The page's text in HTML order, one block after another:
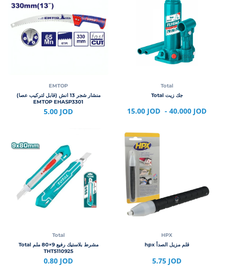
Total
جك زيت Total
15.00 JOD - 40.000 JOD
EMTOP
منشار شجر 13 انش (قابل لتركيب عصا)
EMTOP EHASP3301
5.00 JOD
HPX
قلم مزيل الصدأ hpx
5.75 JOD
Total
مشرط بلاستيك رفيع 9×80 ملم Total
THT5110925
0.80 JOD